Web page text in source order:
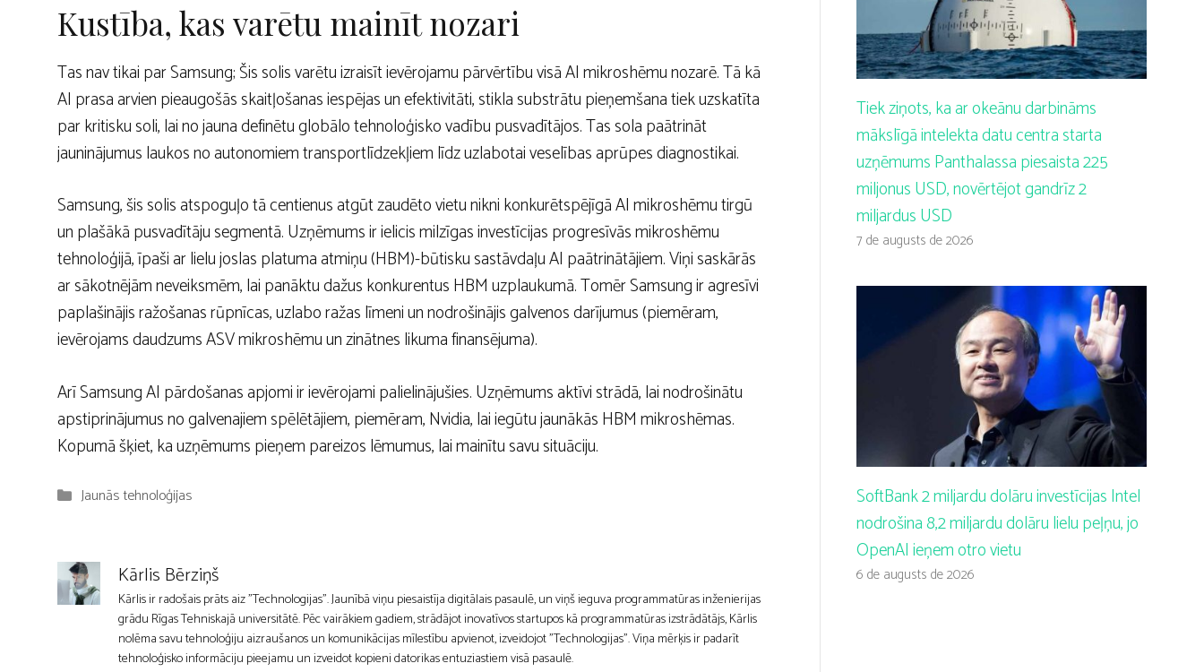
Kustība, kas varētu mainīt nozari
Tas nav tikai par Samsung; Šis solis varētu izraisīt ievērojamu pārvērtību visā AI mikroshēmu nozarē. Tā kā
AI prasa arvien pieaugošās skaitļošanas iespējas un efektivitāti, stikla substrātu pieņemšana tiek uzskatīta
par kritisku soli, lai no jauna definētu globālo tehnoloģisko vadību pusvadītājos. Tas sola paātrināt
jauninājumus laukos no autonomiem transportlīdzekļiem līdz uzlabotai veselības aprūpes diagnostikai.
Samsung, šis solis atspoguļo tā centienus atgūt zaudēto vietu nikni konkurētspējīgā AI mikroshēmu tirgū
un plašākā pusvadītāju segmentā. Uzņēmums ir ielicis milzīgas investīcijas progresīvās mikroshēmu
tehnoloģijā, īpaši ar lielu joslas platuma atmiņu (HBM)-būtisku sastāvdaļu AI paātrinātājiem. Viņi saskārās
ar sākotnējām neveiksmēm, lai panāktu dažus konkurentus HBM uzplaukumā. Tomēr Samsung ir agresīvi
paplašinājis ražošanas rūpnīcas, uzlabo ražas līmeni un nodrošinājis galvenos darījumus (piemēram,
ievērojams daudzums ASV mikroshēmu un zinātnes likuma finansējuma).
Arī Samsung AI pārdošanas apjomi ir ievērojami palielinājušies. Uzņēmums aktīvi strādā, lai nodrošinātu
apstiprinājumus no galvenajiem spēlētājiem, piemēram, Nvidia, lai iegūtu jaunākās HBM mikroshēmas.
Kopumā šķiet, ka uzņēmums pieņem pareizos lēmumus, lai mainītu savu situāciju.
Kategorijas
Jaunās tehnoloģijas
Kārlis Bērziņš
Kārlis ir radošais prāts aiz "Technologijas". Jaunībā viņu piesaistīja digitālais pasaulē, un viņš ieguva programmatūras inženierijas
grādu Rīgas Tehniskajā universitātē. Pēc vairākiem gadiem, strādājot inovatīvos startupos kā programmatūras izstrādātājs, Kārlis
nolēma savu tehnoloģiju aizraušanos un komunikācijas mīlestību apvienot, izveidojot "Technologijas". Viņa mērķis ir padarīt
tehnoloģisko informāciju pieejamu un izveidot kopieni datorikas entuziastiem visā pasaulē.
Tiek ziņots, ka ar okeānu darbināms
mākslīgā intelekta datu centra starta
uzņēmums Panthalassa piesaista 225
miljonus USD, novērtējot gandrīz 2
miljardus USD
7 de augusts de 2026
SoftBank 2 miljardu dolāru investīcijas Intel
nodrošina 8,2 miljardu dolāru lielu peļņu, jo
OpenAI ieņem otro vietu
6 de augusts de 2026